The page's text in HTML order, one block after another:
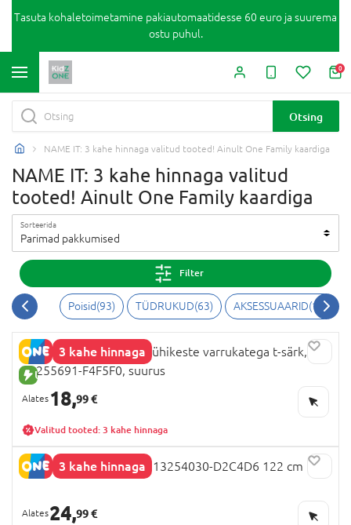
Tasuta kohaletoimetamine pakiautomaatidesse 60 euro ja suurema
ostu puhul.
0
Otsing
NAME IT: 3 kahe hinnaga valitud tooted! Ainult One Family kaardiga
NAME IT: 3 kahe hinnaga valitud
tooted! Ainult One Family kaardiga
Sorteerida
Parimad pakkumised
Filter
Poisid(93) TÜDRUKUD(63) AKSESSUAARID(16)
3 kahe hinnaga
UUS TOODE
NAME IT PAW PATROL lühikeste varrukatega t-särk,
13255691-F4F5F0, suurus
18,99 €
Valitud tooted: 3 kahe hinnaga
3 kahe hinnaga
NAME IT FROZEN kleit, 13254030-D2C4D6 122 cm
24,99 €